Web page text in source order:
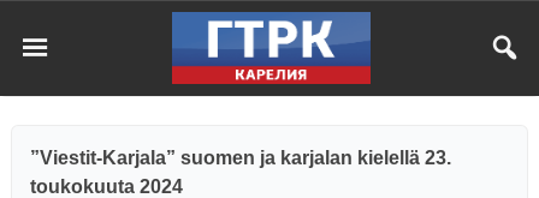
”Viestit-Karjala” suomen ja karjalan kielellä 23.
toukokuuta 2024